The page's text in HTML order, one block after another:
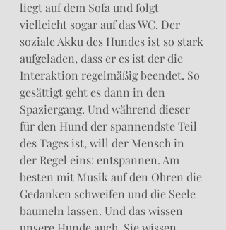
liegt auf dem Sofa und folgt
vielleicht sogar auf das WC. Der
soziale Akku des Hundes ist so stark
aufgeladen, dass er es ist der die
Interaktion regelmäßig beendet. So
gesättigt geht es dann in den
Spaziergang. Und während dieser
für den Hund der spannendste Teil
des Tages ist, will der Mensch in
der Regel eins: entspannen. Am
besten mit Musik auf den Ohren die
Gedanken schweifen und die Seele
baumeln lassen. Und das wissen